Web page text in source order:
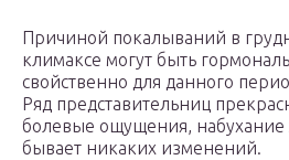
Причиной покалываний в
климаксе могут быть
свойственно для данного
Ряд представительниц
болевые ощущения, набухание
бывает никаких изменений.